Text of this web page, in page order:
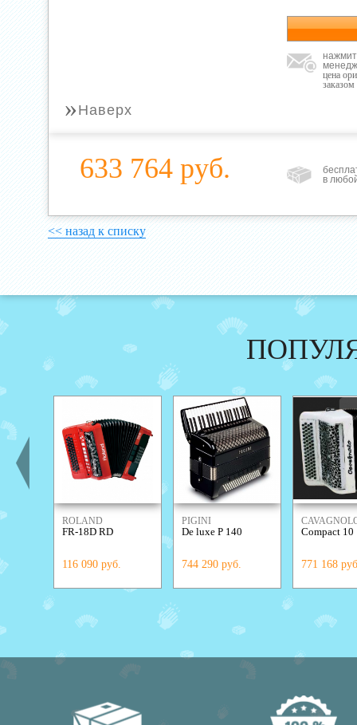
цена
заказом
» Наверх
633 764 руб.
в
<< назад к списку
ROLAND
FR-18D RD
116 090 руб.
PIGINI
De luxe P 140
744 290 руб.
Compact 10
771 168